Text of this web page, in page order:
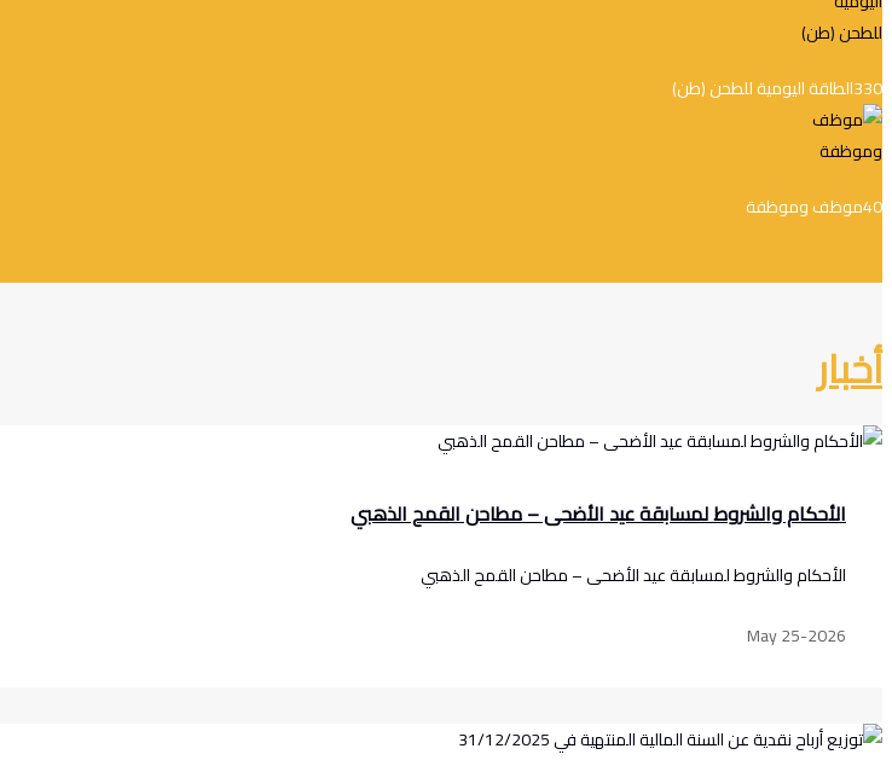
330الطاقة اليومية للطحن (طن)
40موظف وموظفة
أخبار
الأحكام والشروط لمسابقة عيد الأضحى – مطاحن القمح الذهبي
الأحكام والشروط لمسابقة عيد الأضحى – مطاحن القمح الذهبي
May 25-2026